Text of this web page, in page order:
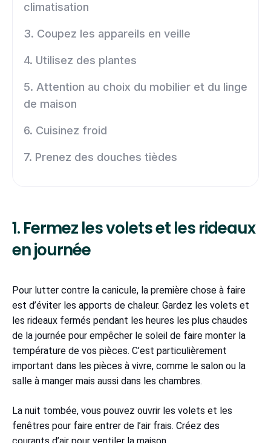
climatisation
3. Coupez les appareils en veille
4. Utilisez des plantes
5. Attention au choix du mobilier et du linge
de maison
6. Cuisinez froid
7. Prenez des douches tièdes
1. Fermez les volets et les rideaux
en journée
Pour lutter contre la canicule, la première chose à faire
est d’éviter les apports de chaleur. Gardez les volets et
les rideaux fermés pendant les heures les plus chaudes
de la journée pour empêcher le soleil de faire monter la
température de vos pièces. C’est particulièrement
important dans les pièces à vivre, comme le salon ou la
salle à manger mais aussi dans les chambres.
La nuit tombée, vous pouvez ouvrir les volets et les
fenêtres pour faire entrer de l’air frais. Créez des